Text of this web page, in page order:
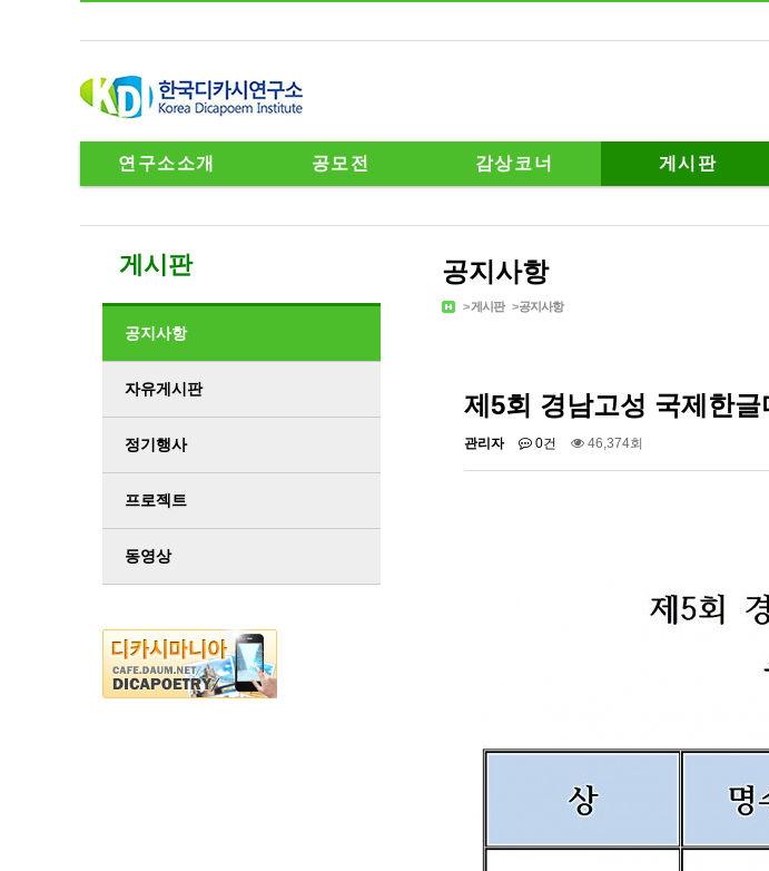
연구소소개 공모전 감상코너 게시판
공지사항
>게시판 >공지사항
제5회 경남고성 국제한
관리자 0건 46,374회
게시판
공지사항
자유게시판
정기행사
프로젝트
동영상